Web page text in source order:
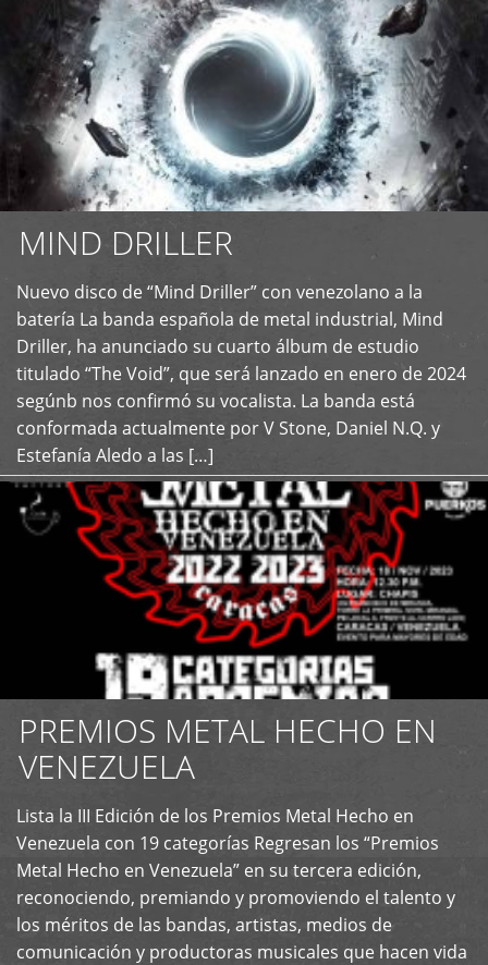
MIND DRILLER
Nuevo disco de “Mind Driller” con venezolano a la
batería La banda española de metal industrial, Mind
Driller, ha anunciado su cuarto álbum de estudio
titulado “The Void”, que será lanzado en enero de 2024
segúnb nos confirmó su vocalista. La banda está
conformada actualmente por V Stone, Daniel N.Q. y
Estefanía Aledo a las […]
+
PREMIOS METAL HECHO EN
VENEZUELA
Lista la III Edición de los Premios Metal Hecho en
Venezuela con 19 categorías Regresan los “Premios
Metal Hecho en Venezuela” en su tercera edición,
reconociendo, premiando y promoviendo el talento y
los méritos de las bandas, artistas, medios de
comunicación y productoras musicales que hacen vida
+